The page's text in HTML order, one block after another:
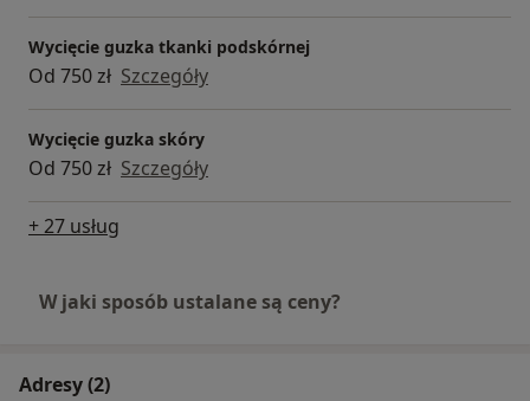
Wycięcie guzka tkanki podskórnej
Od 750 zł Szczegóły
Wycięcie guzka skóry
Od 750 zł Szczegóły
+ 27 usług
W jaki sposób ustalane są ceny?
Adresy (2)